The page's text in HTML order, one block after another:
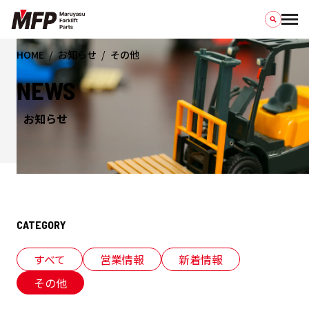
HOME お知らせ その他
NEWS
お知らせ
CATEGORY
すべて 営業情報
新着情報
その他